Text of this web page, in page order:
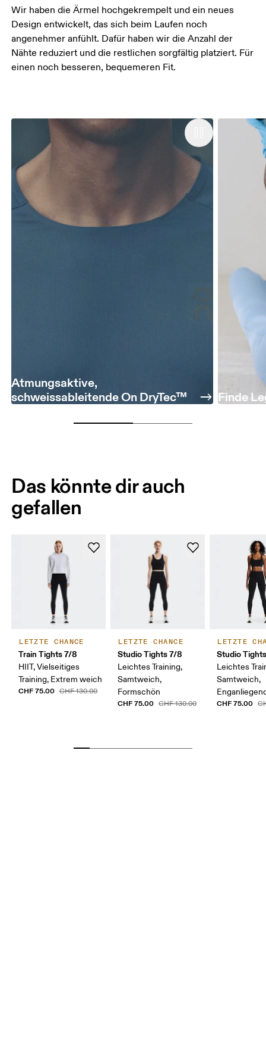
Wir haben die Ärmel hochgekrempelt und ein neues
Design entwickelt, das sich beim Laufen noch
angenehmer anfühlt. Dafür haben wir die Anzahl der
Nähte reduziert und die restlichen sorgfältig platziert. Für
einen noch besseren, bequemeren Fit.
Atmungsaktive,
schweissableitende On DryTec™
Finde
Das könnte dir auch
gefallen
LETZTE CHANCE
Train Tights 7/8
HIIT, Vielseitiges
Training, Extrem weich
CHF 75.00 CHF 130.00
LETZTE CHANCE
Studio Tights 7/8
Leichtes Training,
Samtweich,
Formschön
CHF 75.00 CHF 130.00
LETZTE
Studio
Leichtes
Samtweich,
CHF 75.00